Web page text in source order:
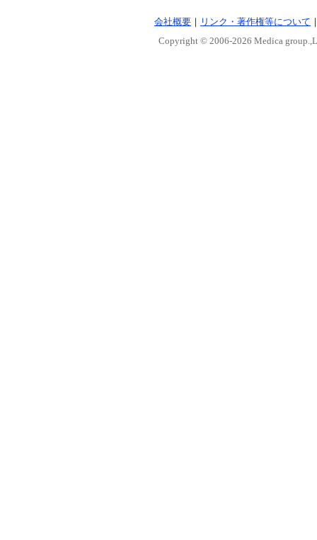
会社概要 ｜ リンク・著作権等について
Copyright © 2006-2026 Medica